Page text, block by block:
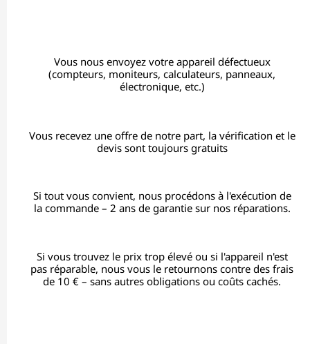
Vous nous envoyez votre appareil défectueux
(compteurs, moniteurs, calculateurs, panneaux,
électronique, etc.)
Vous recevez une offre de notre part, la vérification et le
devis sont toujours gratuits
Si tout vous convient, nous procédons à l'exécution de
la commande – 2 ans de garantie sur nos réparations.
Si vous trouvez le prix trop élevé ou si l'appareil n'est
pas réparable, nous vous le retournons contre des frais
de 10 € – sans autres obligations ou coûts cachés.